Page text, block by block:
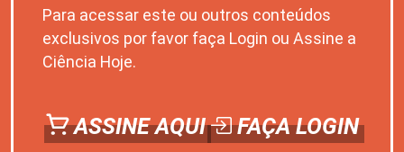
Para acessar este ou outros conteúdos
exclusivos por favor faça Login ou Assine a
Ciência Hoje.
ASSINE AQUI FAÇA LOGIN